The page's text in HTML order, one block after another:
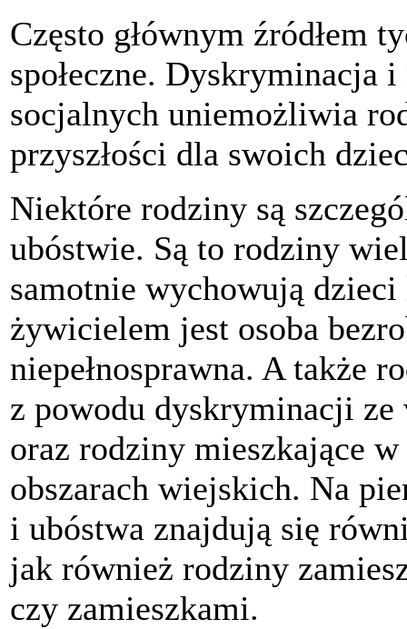
Często głównym źródłem
społeczne. Dyskryminacja
socjalnych uniemożliwia
przyszłości dla swoich
Niektóre rodziny są
ubóstwie. Są to rodziny
samotnie wychowują
żywicielem jest osoba
niepełnosprawna. A także
z powodu dyskryminacji ze
oraz rodziny mieszkające
obszarach wiejskich. Na
i ubóstwa znajdują się
jak również rodziny
czy zamieszkami.